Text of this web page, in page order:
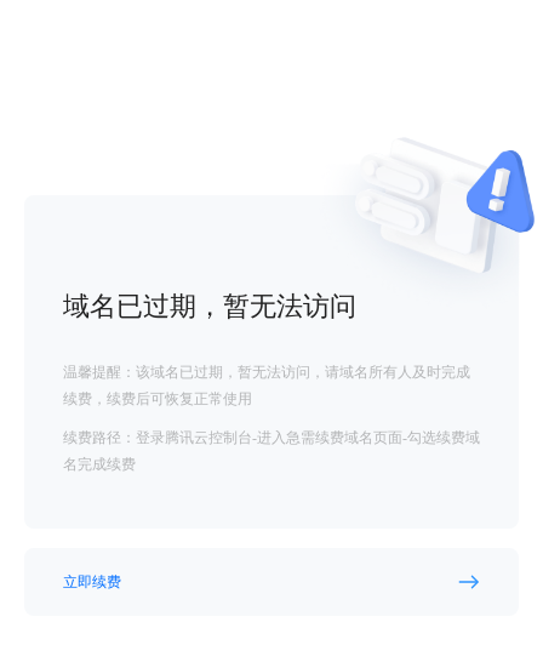
域名已过期，暂无法访问
温馨提醒：该域名已过期，暂无法访问，请域名所有人及时完成
续费，续费后可恢复正常使用
续费路径：登录腾讯云控制台-进入急需续费域名页面-勾选续费域
名完成续费
立即续费